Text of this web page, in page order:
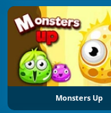
Monsters Up